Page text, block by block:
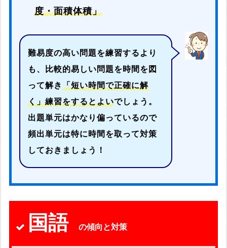
度・面積体積」
難易度の高い問題を練習するより
も、比較的易しい問題を時間を図
って解き「短い時間で正確に解
く」練習をするとよいでしょう。
出題単元はかなり偏っているので
頻出単元は特に時間を取って対策
しておきましょう！
国語の傾向と対策